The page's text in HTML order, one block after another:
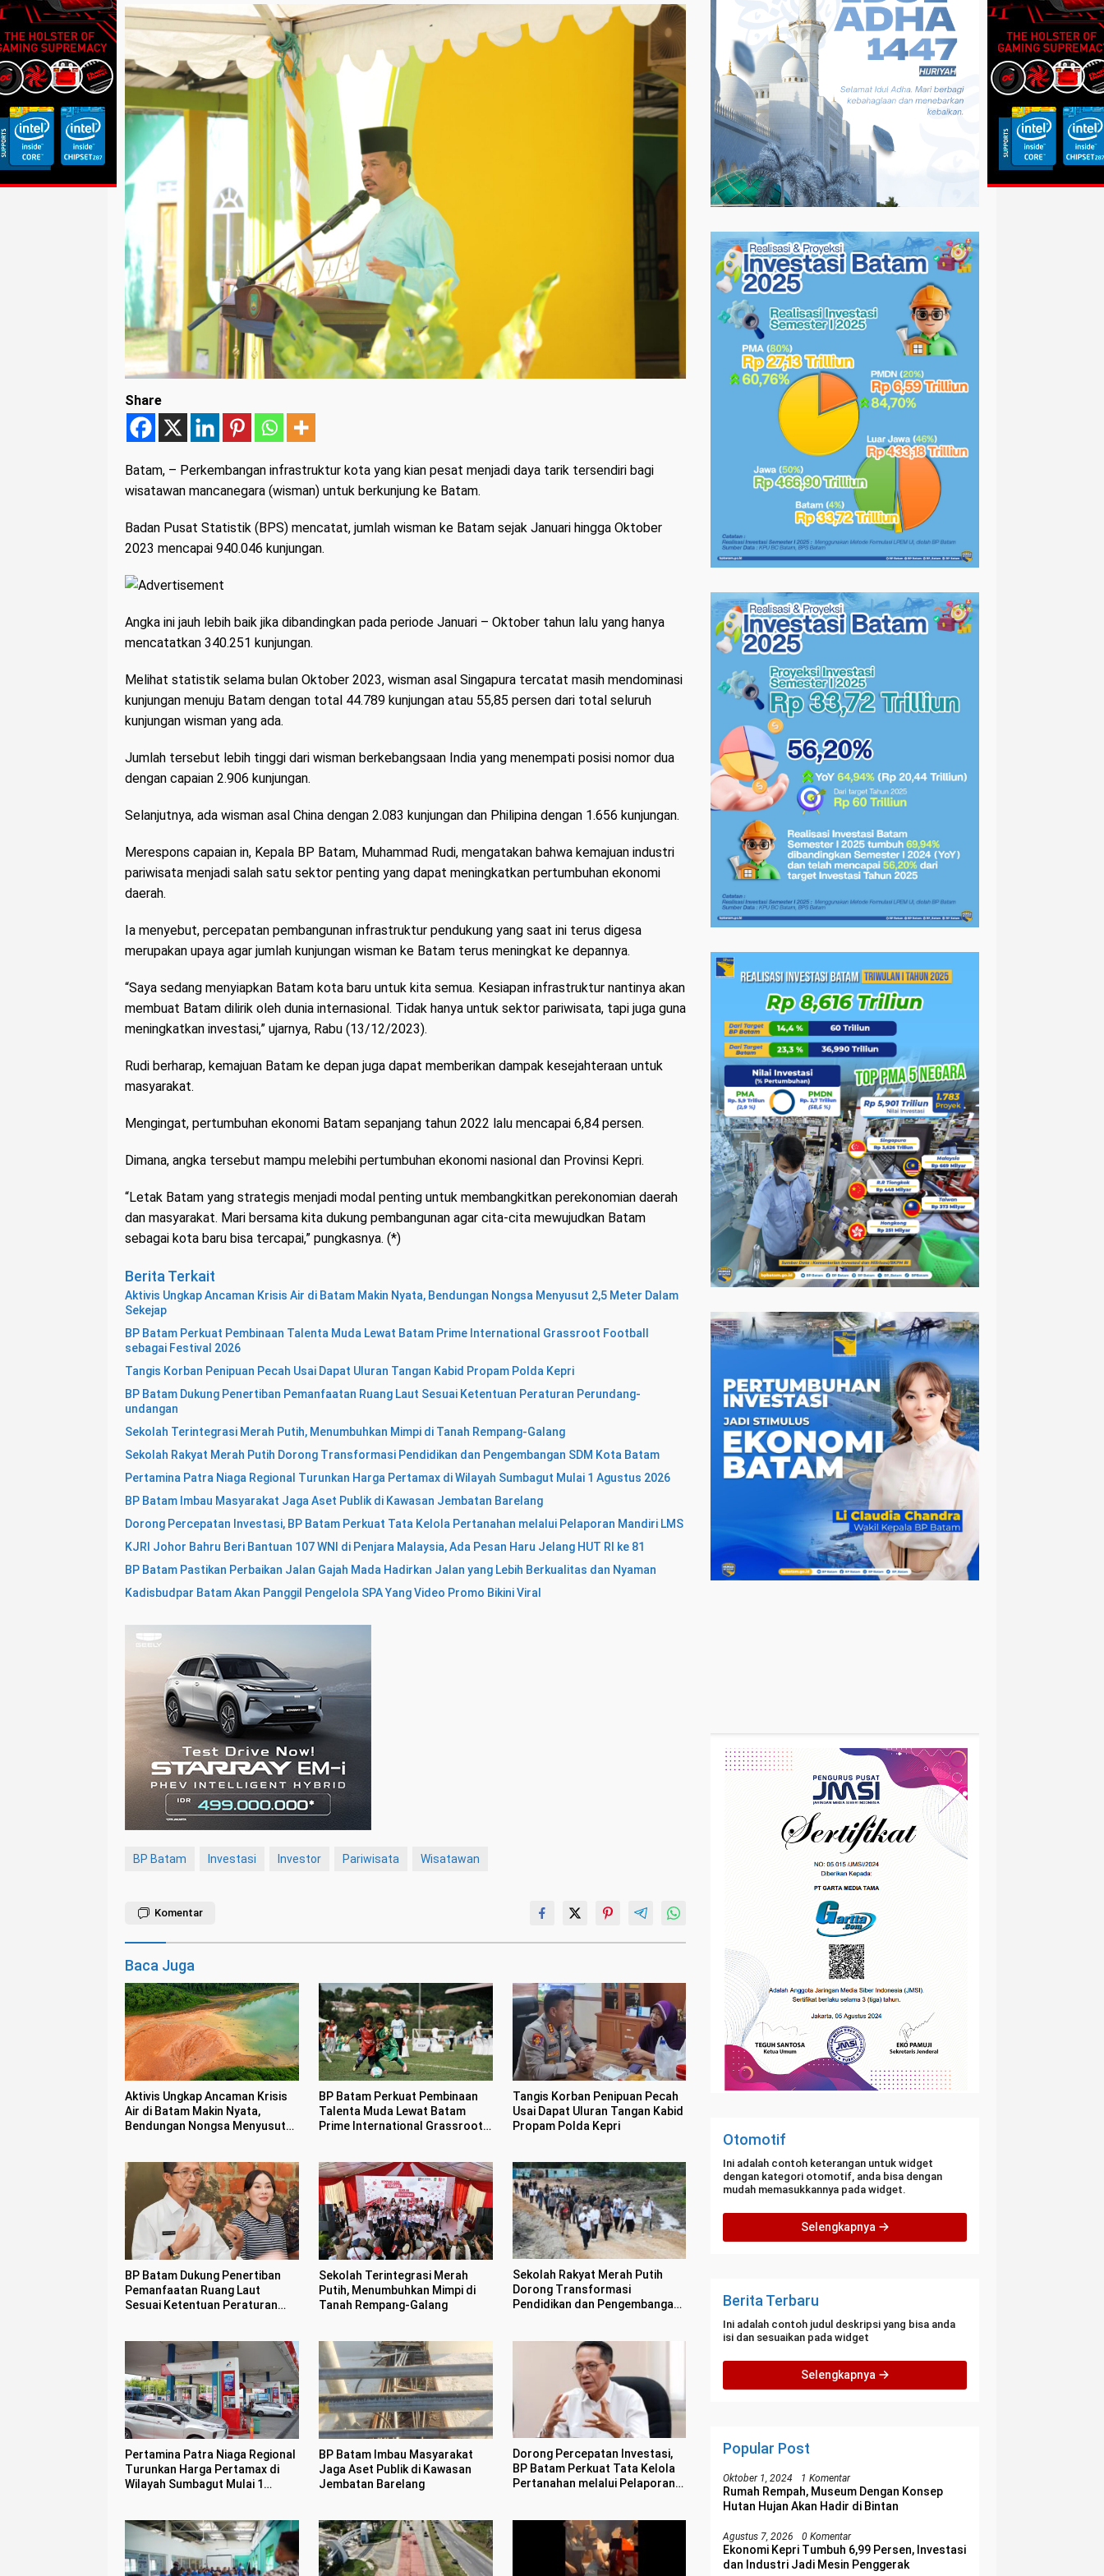
Share
Batam, – Perkembangan infrastruktur kota yang kian pesat menjadi daya tarik tersendiri bagi
wisatawan mancanegara (wisman) untuk berkunjung ke Batam.
Badan Pusat Statistik (BPS) mencatat, jumlah wisman ke Batam sejak Januari hingga Oktober
2023 mencapai 940.046 kunjungan.
Angka ini jauh lebih baik jika dibandingkan pada periode Januari – Oktober tahun lalu yang hanya
mencatatkan 340.251 kunjungan.
Melihat statistik selama bulan Oktober 2023, wisman asal Singapura tercatat masih mendominasi
kunjungan menuju Batam dengan total 44.789 kunjungan atau 55,85 persen dari total seluruh
kunjungan wisman yang ada.
Jumlah tersebut lebih tinggi dari wisman berkebangsaan India yang menempati posisi nomor dua
dengan capaian 2.906 kunjungan.
Selanjutnya, ada wisman asal China dengan 2.083 kunjungan dan Philipina dengan 1.656 kunjungan.
Merespons capaian in, Kepala BP Batam, Muhammad Rudi, mengatakan bahwa kemajuan industri
pariwisata menjadi salah satu sektor penting yang dapat meningkatkan pertumbuhan ekonomi
daerah.
Ia menyebut, percepatan pembangunan infrastruktur pendukung yang saat ini terus digesa
merupakan upaya agar jumlah kunjungan wisman ke Batam terus meningkat ke depannya.
“Saya sedang menyiapkan Batam kota baru untuk kita semua. Kesiapan infrastruktur nantinya akan
membuat Batam dilirik oleh dunia internasional. Tidak hanya untuk sektor pariwisata, tapi juga guna
meningkatkan investasi,” ujarnya, Rabu (13/12/2023).
Rudi berharap, kemajuan Batam ke depan juga dapat memberikan dampak kesejahteraan untuk
masyarakat.
Mengingat, pertumbuhan ekonomi Batam sepanjang tahun 2022 lalu mencapai 6,84 persen.
Dimana, angka tersebut mampu melebihi pertumbuhan ekonomi nasional dan Provinsi Kepri.
“Letak Batam yang strategis menjadi modal penting untuk membangkitkan perekonomian daerah
dan masyarakat. Mari bersama kita dukung pembangunan agar cita-cita mewujudkan Batam
sebagai kota baru bisa tercapai,” pungkasnya. (*)
Berita Terkait
Aktivis Ungkap Ancaman Krisis Air di Batam Makin Nyata, Bendungan Nongsa Menyusut 2,5 Meter Dalam
Sekejap
BP Batam Perkuat Pembinaan Talenta Muda Lewat Batam Prime International Grassroot Football
sebagai Festival 2026
Tangis Korban Penipuan Pecah Usai Dapat Uluran Tangan Kabid Propam Polda Kepri
BP Batam Dukung Penertiban Pemanfaatan Ruang Laut Sesuai Ketentuan Peraturan Perundang-
undangan
Sekolah Terintegrasi Merah Putih, Menumbuhkan Mimpi di Tanah Rempang-Galang
Sekolah Rakyat Merah Putih Dorong Transformasi Pendidikan dan Pengembangan SDM Kota Batam
Pertamina Patra Niaga Regional Turunkan Harga Pertamax di Wilayah Sumbagut Mulai 1 Agustus 2026
BP Batam Imbau Masyarakat Jaga Aset Publik di Kawasan Jembatan Barelang
Dorong Percepatan Investasi, BP Batam Perkuat Tata Kelola Pertanahan melalui Pelaporan Mandiri LMS
KJRI Johor Bahru Beri Bantuan 107 WNI di Penjara Malaysia, Ada Pesan Haru Jelang HUT RI ke 81
BP Batam Pastikan Perbaikan Jalan Gajah Mada Hadirkan Jalan yang Lebih Berkualitas dan Nyaman
Kadisbudpar Batam Akan Panggil Pengelola SPA Yang Video Promo Bikini Viral
BP Batam Investasi Investor Pariwisata Wisatawan
Komentar
Baca Juga
Aktivis Ungkap Ancaman Krisis
Air di Batam Makin Nyata,
Bendungan Nongsa Menyusut
BP Batam Perkuat Pembinaan
Talenta Muda Lewat Batam
Prime International Grassroot
Tangis Korban Penipuan Pecah
Usai Dapat Uluran Tangan Kabid
Propam Polda Kepri
BP Batam Dukung Penertiban
Pemanfaatan Ruang Laut
Sesuai Ketentuan Peraturan
Sekolah Terintegrasi Merah
Putih, Menumbuhkan Mimpi di
Tanah Rempang-Galang
Sekolah Rakyat Merah Putih
Dorong Transformasi
Pendidikan dan Pengembangan
Pertamina Patra Niaga Regional
Turunkan Harga Pertamax di
Wilayah Sumbagut Mulai 1
BP Batam Imbau Masyarakat
Jaga Aset Publik di Kawasan
Jembatan Barelang
Dorong Percepatan Investasi,
BP Batam Perkuat Tata Kelola
Pertanahan melalui Pelaporan
Otomotif
Ini adalah contoh keterangan untuk widget
dengan kategori otomotif, anda bisa dengan
mudah memasukkannya pada widget.
Selengkapnya
Berita Terbaru
Ini adalah contoh judul deskripsi yang bisa anda
isi dan sesuaikan pada widget
Selengkapnya
Popular Post
Oktober 1, 2024 1 Komentar
Rumah Rempah, Museum Dengan Konsep
Hutan Hujan Akan Hadir di Bintan
Agustus 7, 2026 0 Komentar
Ekonomi Kepri Tumbuh 6,99 Persen, Investasi
dan Industri Jadi Mesin Penggerak